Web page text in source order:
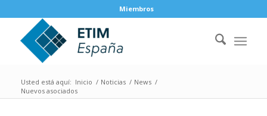
Miembros
Usted está aquí: Inicio / Noticias / News /
Nuevos asociados